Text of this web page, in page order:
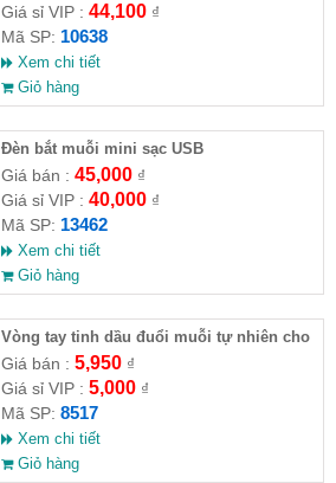
Giá sỉ VIP : 44,100₫
Mã SP: 10638
Xem chi tiết
Giỏ hàng
Đèn bắt muỗi mini sạc USB
Giá bán : 45,000₫
Giá sỉ VIP : 40,000₫
Mã SP: 13462
Xem chi tiết
Giỏ hàng
Vòng tay tinh dầu đuổi muỗi tự nhiên cho
bé và người lớn
Giá bán : 5,950₫
Giá sỉ VIP : 5,000₫
Mã SP: 8517
Xem chi tiết
Giỏ hàng